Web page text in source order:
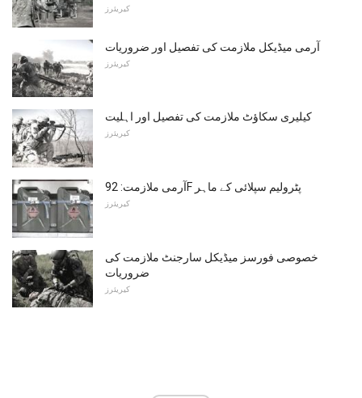
کیریئرز
آرمی میڈیکل ملازمت کی تفصیل اور ضروریات
کیریئرز
کیلیری سکاؤٹ ملازمت کی تفصیل اور اہلیت
کیریئرز
آرمی ملازمت: 92F پٹرولیم سپلائی کے ماہر
کیریئرز
خصوصی فورسز میڈیکل سارجنٹ ملازمت کی
ضروریات
کیریئرز